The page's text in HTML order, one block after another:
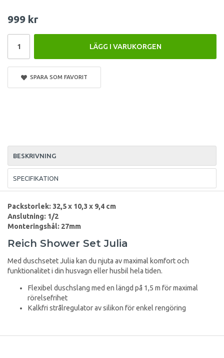
999 kr
LÄGG I VARUKORGEN
SPARA SOM FAVORIT
BESKRIVNING
SPECIFIKATION
Packstorlek: 32,5 x 10,3 x 9,4 cm
Anslutning: 1/2
Monteringshål: 27mm
Reich Shower Set Julia
Med duschsetet Julia kan du njuta av maximal komfort och
funktionalitet i din husvagn eller husbil hela tiden.
Flexibel duschslang med en längd på 1,5 m för maximal
rörelsefrihet
Kalkfri strålregulator av silikon för enkel rengöring